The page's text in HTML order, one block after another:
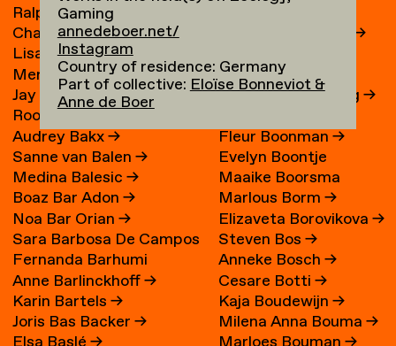
Ralph Bakker→
Charlie Bakker→
Lisa Bakker→
Merel Bakker→
Jay Bakker→
Roos Bakker→
Audrey Bakx→
Sanne van Balen→
Medina Balesic→
Boaz Bar Adon→
Noa Bar Orian→
Sara Barbosa De Campos
→
Fernanda Barhumi
Martínez
Anne Barlinckhoff→
Karin Bartels→
Joris Bas Backer→
→
Leoniek Bontje
Claire van der Boog→
Fleur Boonman→
Evelyn Boontje
Maaike Boorsma
Marlous Borm→
Elizaveta Borovikova→
Steven Bos→
Anneke Bosch→
Cesare Botti→
Kaja Boudewijn→
Milena Anna Bouma→
Gaming
annedeboer.net/
Instagram
Country of residence: Germany
Part of collective:Eloïse Bonneviot &
Anne de Boer